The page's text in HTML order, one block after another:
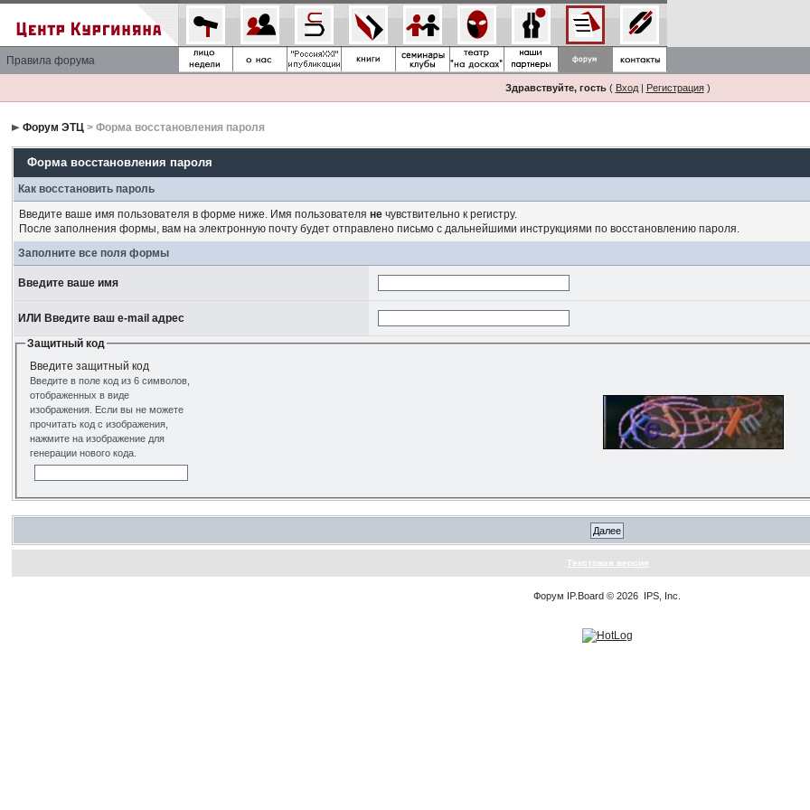
Правила форума
Здравствуйте, гость( Вход| Регистрация)
Форум ЭТЦ > Форма восстановления пароля
Форма восстановления пароля
Как восстановить пароль
Введите ваше имя пользователя в форме ниже. Имя пользователяне чувствительно к регистру.
После заполнения формы, вам на электронную почту будет отправлено письмо с дальнейшими инструкциями по восстановлению пароля.
Заполните все поля формы
Введите ваше имя
ИЛИ Введите ваш e-mail адрес
Защитный код
Введите защитный код
Введите в поле код из 6 символов,
отображенных в виде
изображения. Если вы не можете
прочитать код с изображения,
нажмите на изображение для
генерации нового кода.
Текстовая версия
Форум IP.Board © 2026 IPS, Inc